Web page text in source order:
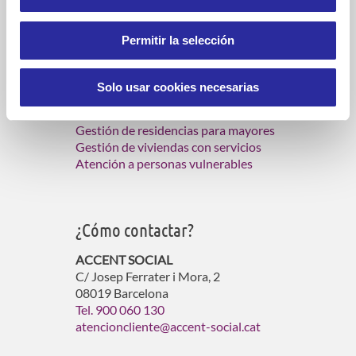
Permitir la selección
Solo usar cookies necesarias
mayores.
¿Qué hacemos?
Gestión de residencias para mayores
Gestión de viviendas con servicios
Atención a personas vulnerables
¿Cómo contactar?
ACCENT SOCIAL
C/ Josep Ferrater i Mora, 2
08019 Barcelona
Tel. 900 060 130
atencioncliente@accent-social.cat